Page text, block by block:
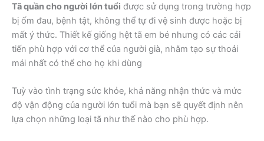
Tã quần cho người lớn tuổi được sử dụng trong trường hợp
bị ốm đau, bệnh tật, không thể tự đi vệ sinh được hoặc bị
mất ý thức. Thiết kế giống hệt tã em bé nhưng có các cải
tiến phù hợp với cơ thể của người già, nhằm tạo sự thoải
mái nhất có thể cho họ khi dùng
Tuỳ vào tình trạng sức khỏe, khả năng nhận thức và mức
độ vận động của người lớn tuổi mà bạn sẽ quyết định nên
lựa chọn những loại tã như thế nào cho phù hợp.